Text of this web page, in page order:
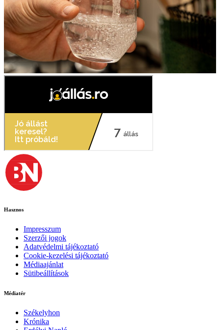
Hasznos
Impresszum
Szerzői jogok
Adatvédelmi tájékoztató
Cookie-kezelési tájékoztató
Médiaajánlat
Sütibeállítások
Médiatér
Székelyhon
Krónika